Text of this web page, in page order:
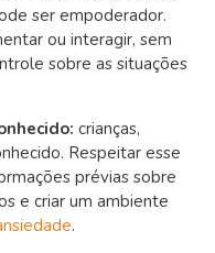
ser empoderador.
ou interagir, sem
sobre as situações
crianças,
Respeitar esse
prévias sobre
e criar um ambiente
.